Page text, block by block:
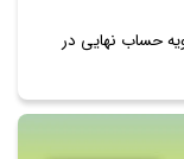
حساب نهایی در